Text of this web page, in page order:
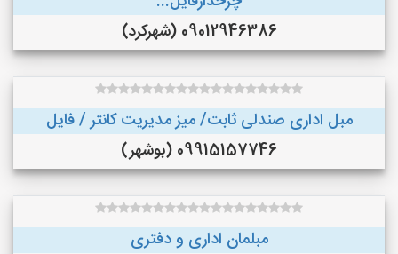
09012946386 (شهرکرد)
مبل اداری صندلی ثابت/ میز مدیریت کانتر / فایل
09915157746 (بوشهر)
مبلمان اداری و دفتری